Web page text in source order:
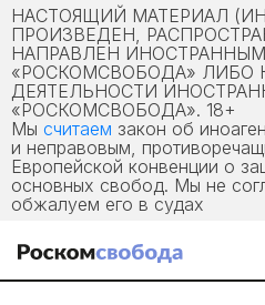
НАСТОЯЩИЙ МАТЕРИАЛ
ПРОИЗВЕДЕН,
НАПРАВЛЕН
«РОСКОМСВОБОДА» ЛИБО
ДЕЯТЕЛЬНОСТИ
«РОСКОМСВОБОДА». 18+
Мы считаем закон об
и неправовым,
Европейской конвенции о
основных свобод. Мы не
обжалуем его в судах